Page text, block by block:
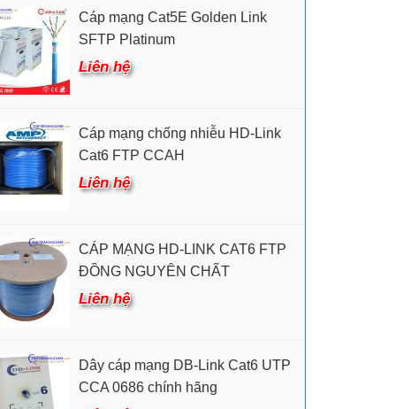
Cáp mạng Cat5E Golden Link
SFTP Platinum
Liên hệ
Cáp mạng chống nhiễu HD-Link
Cat6 FTP CCAH
Liên hệ
CÁP MẠNG HD-LINK CAT6 FTP
ĐỒNG NGUYÊN CHẤT
Liên hệ
Dây cáp mạng DB-Link Cat6 UTP
CCA 0686 chính hãng